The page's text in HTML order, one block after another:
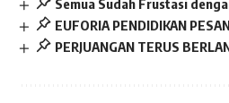
Semua Sudah Frustasi
EUFORIA PENDIDIKAN
PERJUANGAN TERUS